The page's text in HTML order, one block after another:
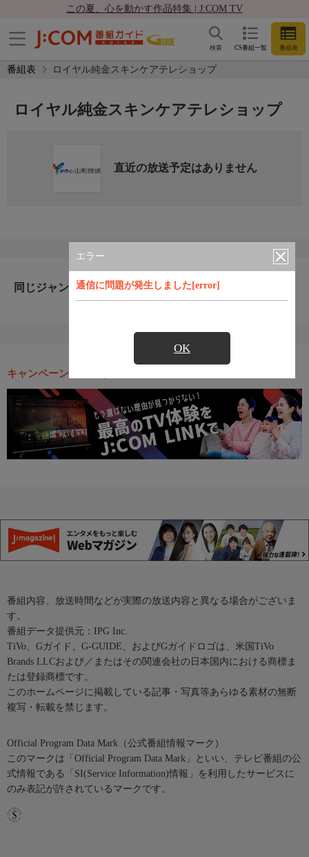
この夏、心を動かす作品特集 | J:COM TV
CS番組一覧 番組表
検索
番組表 ロイヤル純金スキンケアテレショップ
エラー
通信に問題が発生しました[error]
OK
ロイヤル純金スキンケアテレショップ
直近の放送予定はありません
同じジャンルのおすすめ番組
キャンペーン・お得な情報
番組内容、放送時間などが実際の放送内容と異なる場合がございま
す。
番組データ提供元：IPG Inc.
TiVo、Gガイド、G-GUIDE、およびGガイドロゴは、米国TiVo
Brands LLCおよび／またはその関連会社の日本国内における商標ま
たは登録商標です。
このホームページに掲載している記事・写真等あらゆる素材の無断
複写・転載を禁じます。
Official Program Data Mark（公式番組情報マーク）
このマークは「Official Program Data Mark」といい、テレビ番組の公
式情報である「SI(Service Information)情報」を利用したサービスに
のみ表記が許されているマークです。